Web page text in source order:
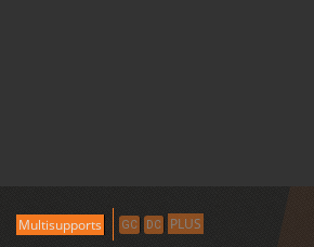
Multisupports GC DC PLUS